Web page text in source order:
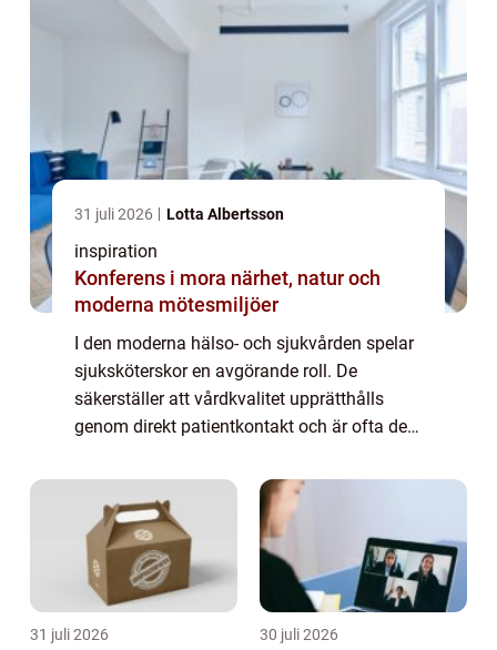
31 juli 2026 Lotta Albertsson
inspiration
Konferens i mora närhet, natur och
moderna mötesmiljöer
I den moderna hälso- och sjukvården spelar
sjuksköterskor en avgörande roll. De
säkerställer att vårdkvalitet upprätthålls
genom direkt patientkontakt och är ofta den
31 juli 2026 30 juli 2026